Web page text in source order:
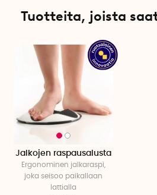
Tuotteita, joista
Jalkojen raspausalusta
Ergonominen jalkaraspi,
joka seisoo paikallaan
lattialla